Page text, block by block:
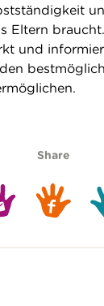
Eltern
und
Share